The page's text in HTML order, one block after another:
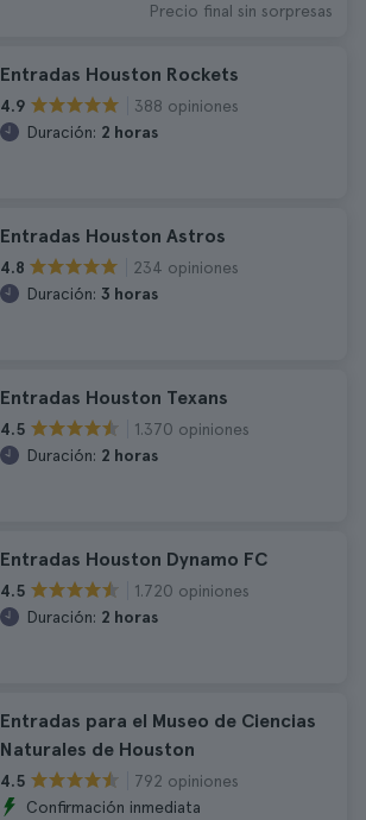
Precio final sin sorpresas
Entradas Houston Rockets
4.9
388 opiniones
Duración: 2 horas
Entradas Houston Astros
4.8
234 opiniones
Duración: 3 horas
Entradas Houston Texans
4.5
1.370 opiniones
Duración: 2 horas
Entradas Houston Dynamo FC
4.5
1.720 opiniones
Duración: 2 horas
Entradas para el Museo de Ciencias
Naturales de Houston
4.5
792 opiniones
Confirmación inmediata